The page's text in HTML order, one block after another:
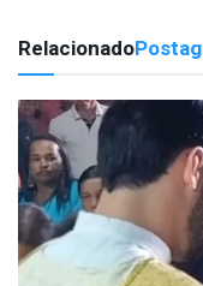
Relacionado